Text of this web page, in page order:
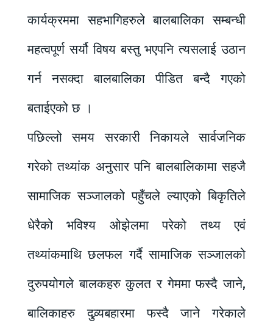
कार्यक्रममा सहभागिहरुले बालबालिका सम्बन्धी
महत्वपूर्ण सर्यौ विषय बस्तु भएपनि त्यसलाई उठान
गर्न नसक्दा बालबालिका पीडित बन्दै गएको
बताईएको छ ।
पछिल्लो समय सरकारी निकायले सार्वजनिक
गरेको तथ्यांक अनुसार पनि बालबालिकामा सहजै
सामाजिक सञ्जालको पहुँचले ल्याएको बिकृतिले
धेरैको भविश्य ओझेलमा परेको तथ्य एवं
तथ्यांकमाथि छलफल गर्दै सामाजिक सञ्जालको
दुरुपयोगले बालकहरु कुलत र गेममा फस्दै जाने,
बालिकाहरु दुव्र्यबहारमा फस्दै जाने गरेकाले